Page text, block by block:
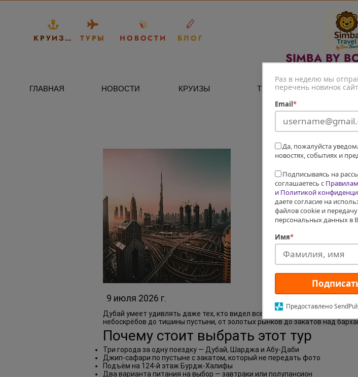
Раз в неделю мы
перечень новинок
Email*
Да, пожалуйста
новостях, событиях и
Подписываясь на
соглашаетесь с
и Политикой
даете согласие на
файлов cookie и
персональных данных в
Имя*
Предоставлено
КРУИЗЫ ТУРЫ НОВОСТИ БЛОГ
SIMBA BY
ГЛАВНАЯ НОВОСТИ КРУИЗЫ ТУРЫ
ОАЭ:
9 июля 2026 г.
Дубай умеет удивлять даже тех, кто видел всё. Новый тур от Эшет Турс
небоскрёбов до тишины пустыни, от золотых рынков до закатов над
Почему стоит выбрать этот тур
Три города за одну поездку — Дубай, Шарджа и Абу-Даби
Джип-сафари по пустыне с закатом, который не передать фото
Подъём на 124-й этаж Бурдж-Халифы
Два варианта питания на выбор — завтраки или полупансион